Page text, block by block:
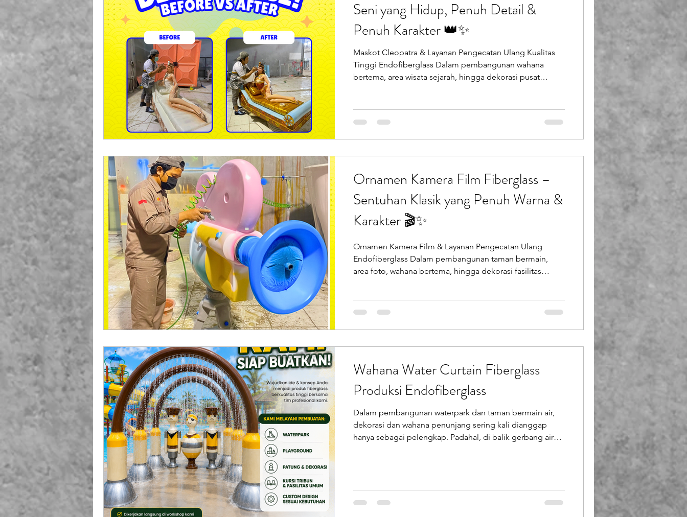
Seni yang Hidup, Penuh Detail &
Penuh Karakter 👑✨
Maskot Cleopatra & Layanan Pengecatan Ulang Kualitas
Tinggi Endofiberglass Dalam pembangunan wahana
bertema, area wisata sejarah, hingga dekorasi pusat
Menciptakan patung Cleopatra yang tidak hanya mirip,
tapi juga memancarkan keagungan dan keindahan
Ornamen Kamera Film Fiberglass –
Sentuhan Klasik yang Penuh Warna &
Karakter 🎬✨
Ornamen Kamera Film & Layanan Pengecatan Ulang
Endofiberglass Dalam pembangunan taman bermain,
area foto, wahana bertema, hingga dekorasi fasilitas
paling ikonik dan mudah dikenali adalah Kamera Film
diwarnai dengan variasi ceria membuatnya cocok untuk
berbagai jenis tema dan lokasi. Endofiberglass (PT Putra
Wahana Water Curtain Fiberglass
Produksi Endofiberglass
Dalam pembangunan waterpark dan taman bermain air,
dekorasi dan wahana penunjang sering kali dianggap
hanya sebagai pelengkap. Padahal, di balik gerbang air
bagian penting yang menciptakan suasana, menjadi titik